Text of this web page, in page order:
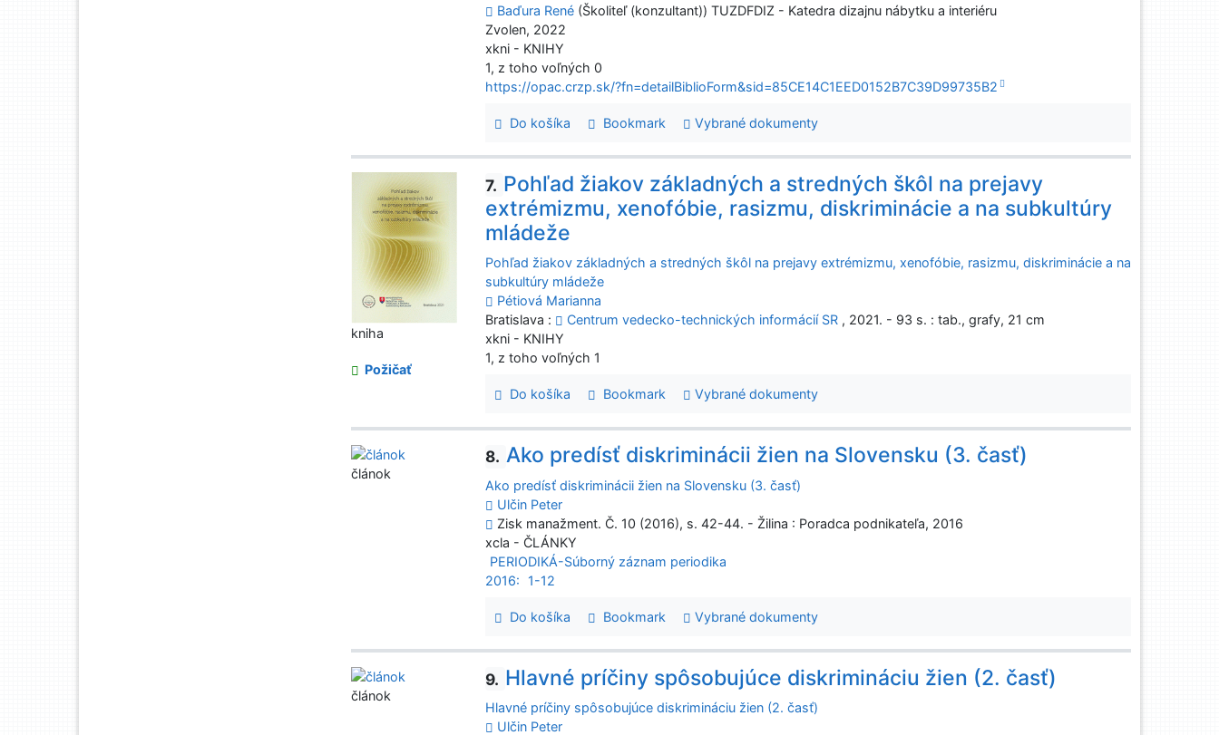
Baďura René (Školiteľ (konzultant)) TUZDFDIZ - Katedra dizajnu nábytku a interiéru
Zvolen, 2022
xkni - KNIHY
1, z toho voľných 0
https://opac.crzp.sk/?fn=detailBiblioForm&sid=85CE14C1EED0152B7C39D99735B2
Do košíka Bookmark Vybrané dokumenty
7. Pohľad žiakov základných a stredných škôl na prejavy
extrémizmu, xenofóbie, rasizmu, diskriminácie a na subkultúry
mládeže
Pohľad žiakov základných a stredných škôl na prejavy extrémizmu, xenofóbie, rasizmu, diskriminácie a na
subkultúry mládeže
Pétiová Marianna
Bratislava :
Centrum vedecko-technických informácií SR , 2021. - 93 s. : tab., grafy, 21 cm
xkni - KNIHY
1, z toho voľných 1
Do košíka Bookmark Vybrané dokumenty
kniha
Požičať
8. Ako predísť diskriminácii žien na Slovensku (3. časť)
Ako predísť diskriminácii žien na Slovensku (3. časť)
Ulčin Peter
Zisk manažment. Č. 10 (2016), s. 42-44. - Žilina : Poradca podnikateľa, 2016
xcla - ČLÁNKY
PERIODIKÁ-Súborný záznam periodika
2016:
1-12
Do košíka Bookmark Vybrané dokumenty
článok
9. Hlavné príčiny spôsobujúce diskrimináciu žien (2. časť)
Hlavné príčiny spôsobujúce diskrimináciu žien (2. časť)
Ulčin Peter
článok